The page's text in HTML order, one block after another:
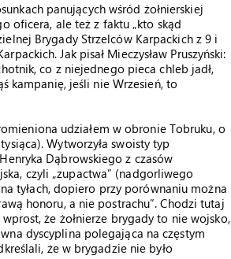
panujących wśród żołnierskiej
oficera, ale też z faktu „kto skąd
Brygady Strzelców Karpackich z 9 i
Jak pisał Mieczysław Pruszyński:
co z niejednego pieca chleb jadł,
kampanię, jeśli nie Wrzesień, to
udziałem w obronie Tobruku, o
Wytworzyła swoisty typ
Dąbrowskiego z czasów
czyli „zupactwa” (nadgorliwego
tyłach, dopiero przy porównaniu można
honoru, a nie postrachu”. Chodzi tutaj
że żołnierze brygady to nie wojsko,
dyscyplina polegająca na częstym
że w brygadzie nie było